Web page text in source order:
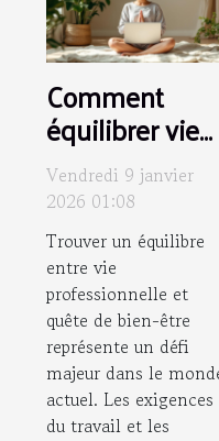
Comment
équilibrer vie
professionnelle
et quête de
bien-être ?
Vendredi 9 janvier
2026 01:08
Trouver un équilibre
entre vie
professionnelle et
quête de bien-être
représente un défi
majeur dans le
actuel. Les exigences
du travail et les